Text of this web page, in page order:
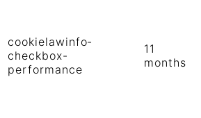
cookielawinfo-
checkbox-
performance
11
months